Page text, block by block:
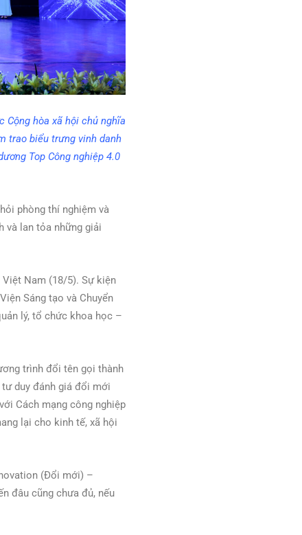
Cộng hòa xã hội chủ nghĩa
trao biểu trưng vinh danh
Top Công nghiệp 4.0
phòng thí nghiệm và
và lan tỏa những giải
Nam (18/5). Sự kiện
Sáng tạo và Chuyển
lý, tổ chức khoa học –
trình đổi tên gọi thành
duy đánh giá đổi mới
Cách mạng công nghiệp
lại cho kinh tế, xã hội
(Đổi mới) –
đâu cũng chưa đủ, nếu